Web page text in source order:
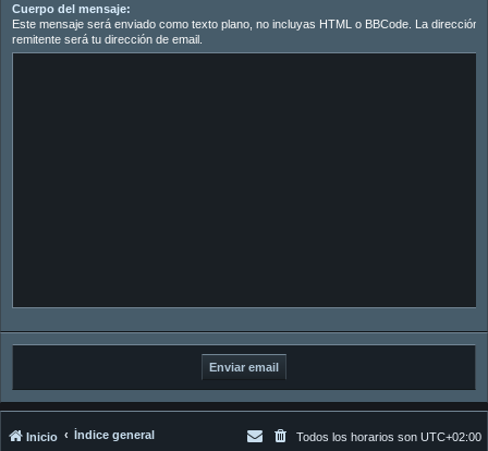
Cuerpo del mensaje:
Este mensaje será enviado como texto plano, no incluyas HTML o BBCode. La dirección
remitente será tu dirección de email.
Inicio Índice general Todos los horarios son UTC+02:00